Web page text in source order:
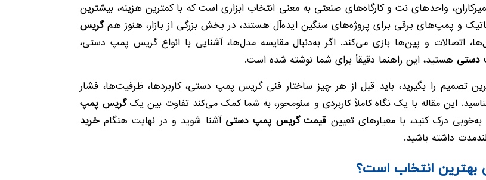
واحدهای نت و کارگاه‌های صنعتی به معنی انتخاب ابزاری است که با کمترین هزینه، بیشترین
و پمپ‌های برقی برای پروژه‌های سنگین ایده‌آل هستند، در بخش بزرگی از بازار، هنوز همگریس
اتصالات و پین‌ها بازی می‌کند. اگر به‌دنبال مقایسه مدل‌ها، آشنایی با انواع گریس پمپ دستی،
دستی هستید، این راهنما دقیقاً برای شما نوشته شده است.
تصمیم را بگیرید، باید قبل از هر چیز ساختار فنی گریس پمپ دستی، کاربردها، ظرفیت‌ها، فشار
این مقاله با یک نگاه کاملاً کاربردی و سئو‌محور، به شما کمک می‌کند تفاوت بین یکگریس پمپ
درک کنید، با معیارهای تعیین قیمت گریس پمپ دستی آشنا شوید و در نهایت هنگامخرید
داشته باشید.
انتخاب است؟